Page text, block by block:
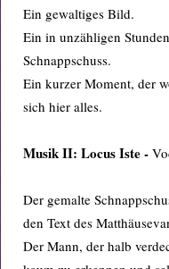
Ein gewaltiges Bild.
Ein in unzähligen
Schnappschuss.
Ein kurzer Moment, der
sich hier alles.
Musik II: Locus Iste -
Der gemalte
den Text des
Der Mann, der halb